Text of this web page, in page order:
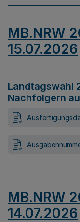
MB.NRW
15.07.2026
Landtagswahl
Nachfolgern
MB.NRW
14.07.2026